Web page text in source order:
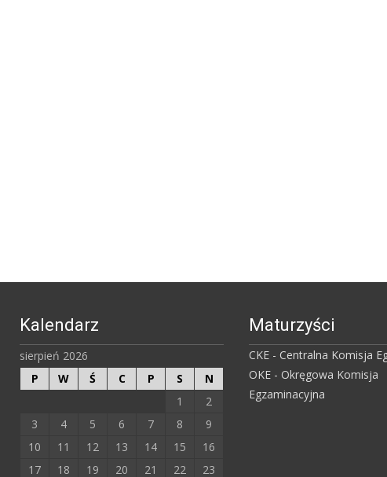
Kalendarz
sierpień 2026
P
W Ś C P S
N
1
2
3
4 5 6 7 8
9
10
11 12 13 14 15
16
17
18 19 20 21 22 23
Maturzyści
CKE - Centralna Komisja
OKE - Okręgowa Komisja
Egzaminacyjna